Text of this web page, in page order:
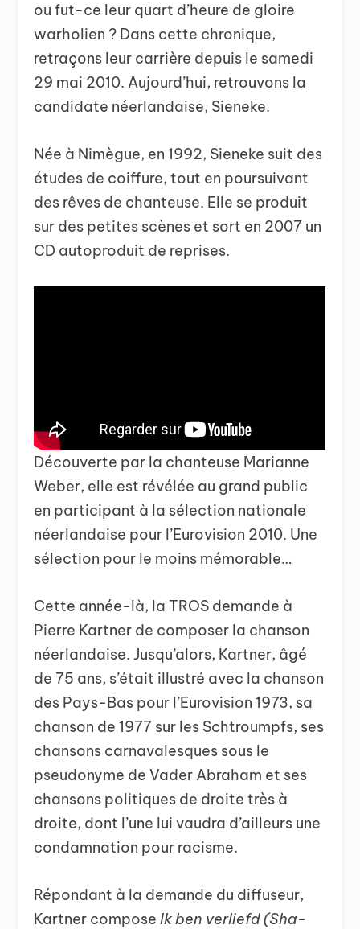
ou fut-ce leur quart d’heure de gloire
warholien ? Dans cette chronique,
retraçons leur carrière depuis le samedi
29 mai 2010. Aujourd’hui, retrouvons la
candidate néerlandaise, Sieneke.
Née à Nimègue, en 1992, Sieneke suit des
études de coiffure, tout en poursuivant
des rêves de chanteuse. Elle se produit
sur des petites scènes et sort en 2007 un
CD autoproduit de reprises.
Découverte par la chanteuse Marianne
Weber, elle est révélée au grand public
en participant à la sélection nationale
néerlandaise pour l’Eurovision 2010. Une
sélection pour le moins mémorable…
Cette année-là, la TROS demande à
Pierre Kartner de composer la chanson
néerlandaise. Jusqu’alors, Kartner, âgé
de 75 ans, s’était illustré avec la chanson
des Pays-Bas pour l’Eurovision 1973, sa
chanson de 1977 sur les Schtroumpfs, ses
chansons carnavalesques sous le
pseudonyme de Vader Abraham et ses
chansons politiques de droite très à
droite, dont l’une lui vaudra d’ailleurs une
condamnation pour racisme.
Répondant à la demande du diffuseur,
Kartner composeIk ben verliefd (Sha-